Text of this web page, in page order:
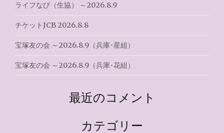
ライフなび（生協） ～2026.8.9
チケットJCB 2026.8.8
宝塚友の会 ～2026.8.9（兵庫･星組）
宝塚友の会 ～2026.8.9（兵庫･花組）
最近のコメント
カテゴリー